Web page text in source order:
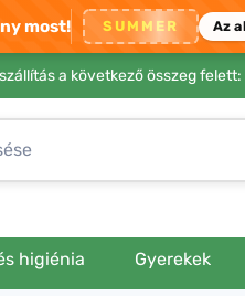
most! SUMMER Az
a következő összeg felett:
higiénia Gyerekek